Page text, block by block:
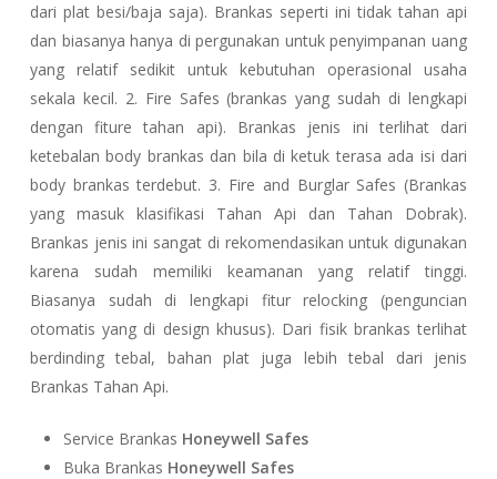
dari plat besi/baja saja). Brankas seperti ini tidak tahan api
dan biasanya hanya di pergunakan untuk penyimpanan uang
yang relatif sedikit untuk kebutuhan operasional usaha
sekala kecil. 2. Fire Safes (brankas yang sudah di lengkapi
dengan fiture tahan api). Brankas jenis ini terlihat dari
ketebalan body brankas dan bila di ketuk terasa ada isi dari
body brankas terdebut. 3. Fire and Burglar Safes (Brankas
yang masuk klasifikasi Tahan Api dan Tahan Dobrak).
Brankas jenis ini sangat di rekomendasikan untuk digunakan
karena sudah memiliki keamanan yang relatif tinggi.
Biasanya sudah di lengkapi fitur relocking (penguncian
otomatis yang di design khusus). Dari fisik brankas terlihat
berdinding tebal, bahan plat juga lebih tebal dari jenis
Brankas Tahan Api.
Service Brankas Honeywell Safes
Buka Brankas Honeywell Safes